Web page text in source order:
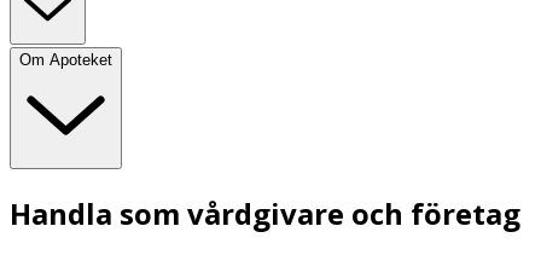
Om Apoteket
Handla som vårdgivare och företag